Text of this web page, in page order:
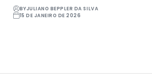
BYJULIANO BEPPLER DA SILVA
15 DE JANEIRO DE 2026